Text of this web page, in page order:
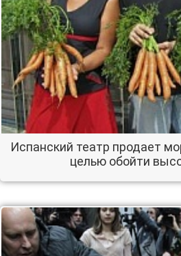
Испанский театр продает
целью обойти